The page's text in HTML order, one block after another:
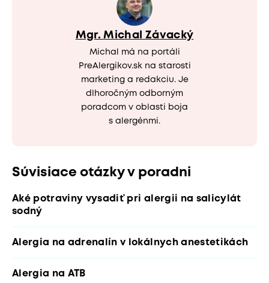
Mgr. Michal Závacký
Michal má na portáli
PreAlergikov.sk na starosti
marketing a redakciu. Je
dlhoročným odborným
poradcom v oblasti boja
s alergénmi.
Súvisiace otázky v poradni
Aké potraviny vysadiť pri alergii na salicylát
sodný
Alergia na adrenalín v lokálnych anestetikách
Alergia na ATB